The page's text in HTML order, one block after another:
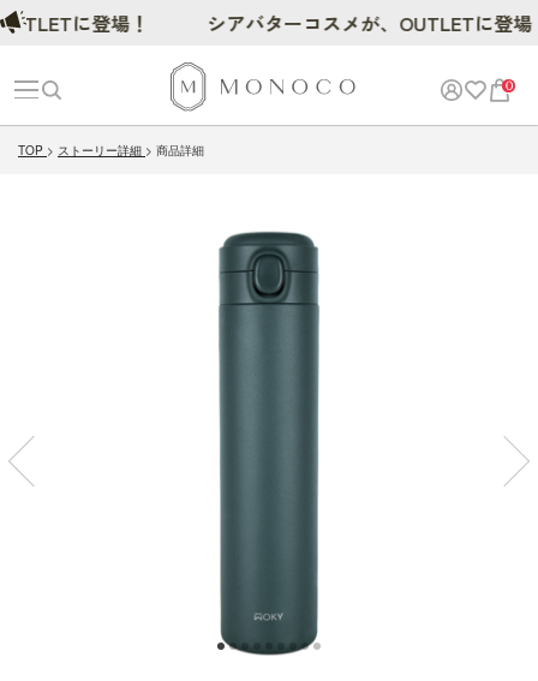
0
TOP ストーリー詳細 商品詳細
に登場！ シアバターコスメが、OUTLETに登場！